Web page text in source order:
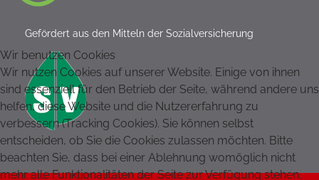
Gefördert aus den Mitteln der Sozialversicherung
Wir benutzen Cookies
Wir nutzen Cookies auf unserer Website. Einige von ihnen
sind essenziell für den Betrieb der Seite, während andere uns
helfen, diese Website und die Nutzererfahrung zu
verbessern (Tracking Cookies). Sie können selbst
entscheiden, ob Sie die Cookies zulassen möchten. Bitte
beachten Sie, dass bei einer Ablehnung womöglich nicht
mehr alle Funktionalitäten der Seite zur Verfügung stehen.